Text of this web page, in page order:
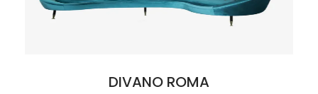
DIVANO ROMA